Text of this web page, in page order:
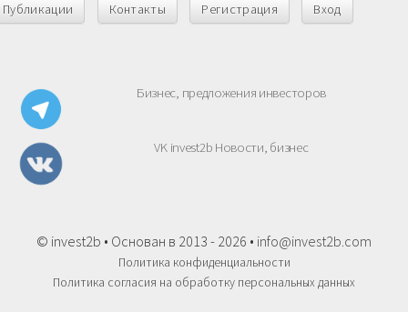
Публикации Контакты Регистрация Вход
Бизнес, предложения инвесторов
VK invest2b Новости, бизнес
© invest2b • Основан в 2013 - 2026 • info@invest2b.com
Политика конфиденциальности
Политика согласия на обработку персональных данных